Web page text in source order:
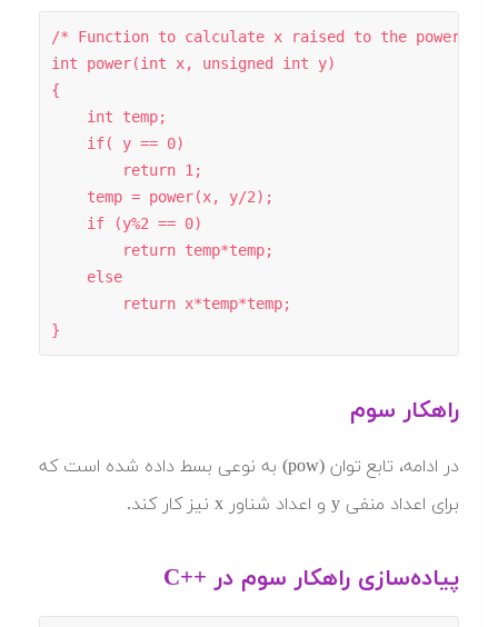
/* Function to calculate x raised to the power y
int power(int x, unsigned int y)
{
    int temp;
    if( y == 0)
        return 1;
    temp = power(x, y/2);
    if (y%2 == 0)
        return temp*temp;
    else
        return x*temp*temp;
}
راهکار سوم
در ادامه، تابع توان (pow) به نوعی بسط داده شده است که
برای اعداد منفی y و اعداد شناور x نیز کار کند.
پیاده‌سازی راهکار سوم در ++C